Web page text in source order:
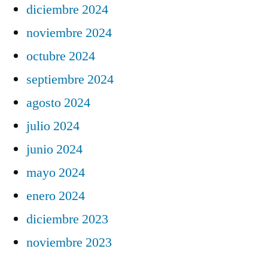
diciembre 2024
noviembre 2024
octubre 2024
septiembre 2024
agosto 2024
julio 2024
junio 2024
mayo 2024
enero 2024
diciembre 2023
noviembre 2023